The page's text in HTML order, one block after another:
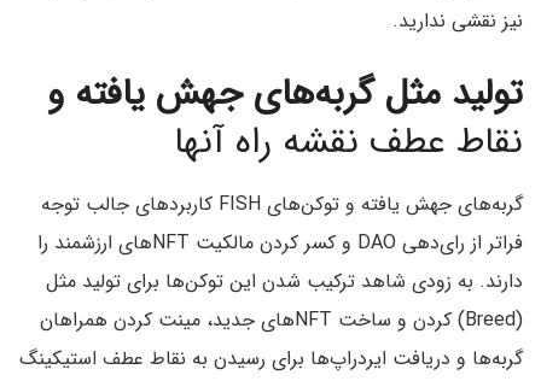
نیز نقشی ندارید.
تولید مثل گربه‌های جهش یافته و
نقاط عطف نقشه راه آنها
گربه‌های جهش یافته و توکن‌های FISH کاربردهای جالب توجه
فراتر از رای‌دهی DAO و کسر کردن مالکیت NFT‌های ارزشمند را
دارند. به زودی شاهد ترکیب شدن این توکن‌ها برای تولید مثل
(Breed) کردن و ساخت NFT‌های جدید، مینت کردن همراهان
گربه‌ها و دریافت ایردراپ‌ها برای رسیدن به نقاط عطف استیکینگ